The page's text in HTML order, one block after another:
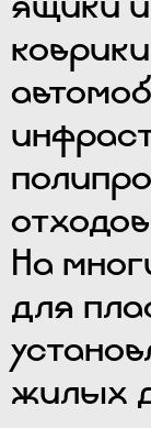
На
для
жилых